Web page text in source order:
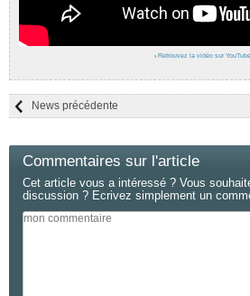
› Retrouvez la vidéo sur YouTube
News précédente
Commentaires sur l'article
Cet article vous a intéressé ? Vous
discussion ? Ecrivez simplement un